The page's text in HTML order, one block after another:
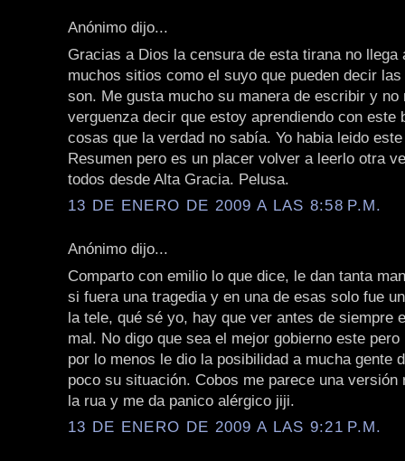
Anónimo dijo...
Gracias a Dios la censura de esta tirana no llega
muchos sitios como el suyo que pueden decir
son. Me gusta mucho su manera de escribir y no
verguenza decir que estoy aprendiendo con este
cosas que la verdad no sabía. Yo habia leido
Resumen pero es un placer volver a leerlo otra
todos desde Alta Gracia. Pelusa.
13 DE ENERO DE 2009 A LAS 8:58 P.M.
Anónimo dijo...
Comparto con emilio lo que dice, le dan tanta
si fuera una tragedia y en una de esas solo fue
la tele, qué sé yo, hay que ver antes de siempre
mal. No digo que sea el mejor gobierno este pero
por lo menos le dio la posibilidad a mucha gente
poco su situación. Cobos me parece una versión
la rua y me da panico alérgico jiji.
13 DE ENERO DE 2009 A LAS 9:21 P.M.